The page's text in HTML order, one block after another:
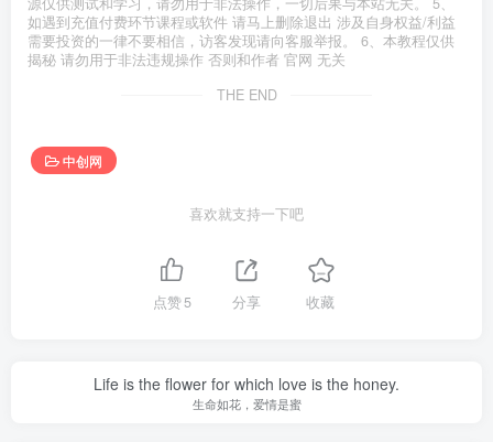
如遇到充值付费环节课程或软件 请马上删除退出 涉及自身权益/利益
需要投资的一律不要相信，访客发现请向客服举报。 6、本教程仅供
揭秘 请勿用于非法违规操作 否则和作者 官网 无关
THE END
中创网
喜欢就支持一下吧
点赞5 分享 收藏
Life is the flower for which love is the honey.
生命如花，爱情是蜜